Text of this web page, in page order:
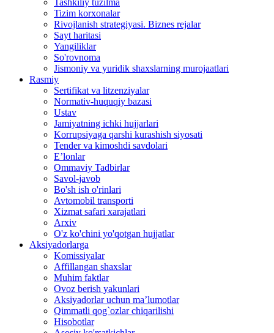
Tashkiliy tuzilma
Tizim korxonalar
Rivojlanish strategiyasi. Biznes rejalar
Sayt haritasi
Yangiliklar
So'rovnoma
Jismoniy va yuridik shaxslarning murojaatlari
Rasmiy
Sertifikat va litzenziyalar
Normativ-huquqiy bazasi
Ustav
Jamiyatning ichki hujjarlari
Korrupsiyaga qarshi kurashish siyosati
Tender va kimoshdi savdolari
E’lonlar
Ommaviy Tadbirlar
Savol-javob
Bo'sh ish o'rinlari
Avtomobil transporti
Xizmat safari xarajatlari
Arxiv
O'z ko'chini yo'qotgan hujjatlar
Aksiyadorlarga
Komissiyalar
Affillangan shaxslar
Muhim faktlar
Ovoz berish yakunlari
Aksiyadorlar uchun ma’lumotlar
Qimmatli qog`ozlar chiqarilishi
Hisobotlar